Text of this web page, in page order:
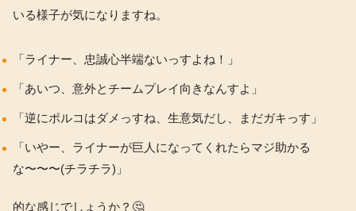
いる様子が気になりますね。
「ライナー、忠誠心半端ないっすよね！」
「あいつ、意外とチームプレイ向きなんすよ」
「逆にポルコはダメっすね、生意気だし、まだガキっす」
「いやー、ライナーが巨人になってくれたらマジ助かる
な〜〜〜(チラチラ)」
的な感じでしょうか？🤔